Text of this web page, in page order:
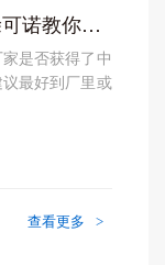
怎样购买到高质量的乳胶漆？涂可诺教你几招轻松搞定！
是否获得了中
最好到厂里或
查看更多 >